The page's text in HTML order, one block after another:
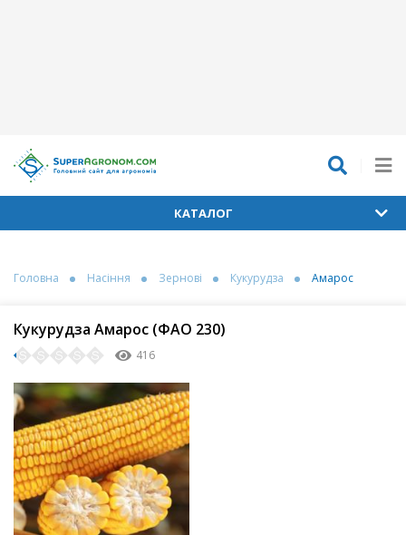
КАТАЛОГ
Головна Насіння Зернові Кукурудза Амарос
Кукурудза Амарос (ФАО 230)
416